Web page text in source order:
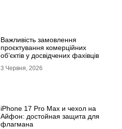
Важливість замовлення
проєктування комерційних
об’єктів у досвідчених фахівців
3 Червня, 2026
iPhone 17 Pro Max и чехол на
Айфон: достойная защита для
флагмана